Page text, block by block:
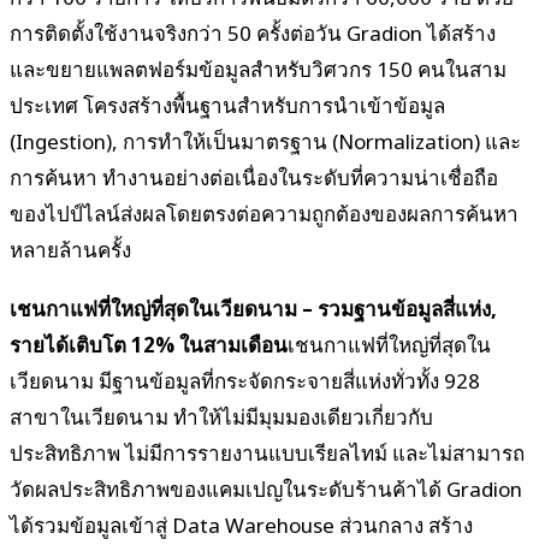
การติดตั้งใช้งานจริงกว่า 50 ครั้งต่อวัน Gradion ได้สร้าง
และขยายแพลตฟอร์มข้อมูลสำหรับวิศวกร 150 คนในสาม
ประเทศ โครงสร้างพื้นฐานสำหรับการนำเข้าข้อมูล
(Ingestion), การทำให้เป็นมาตรฐาน (Normalization) และ
การค้นหา ทำงานอย่างต่อเนื่องในระดับที่ความน่าเชื่อถือ
ของไปป์ไลน์ส่งผลโดยตรงต่อความถูกต้องของผลการค้นหา
หลายล้านครั้ง
เชนกาแฟที่ใหญ่ที่สุดในเวียดนาม – รวมฐานข้อมูลสี่แห่ง,
รายได้เติบโต 12% ในสามเดือนเชนกาแฟที่ใหญ่ที่สุดใน
เวียดนาม มีฐานข้อมูลที่กระจัดกระจายสี่แห่งทั่วทั้ง 928
สาขาในเวียดนาม ทำให้ไม่มีมุมมองเดียวเกี่ยวกับ
ประสิทธิภาพ ไม่มีการรายงานแบบเรียลไทม์ และไม่สามารถ
วัดผลประสิทธิภาพของแคมเปญในระดับร้านค้าได้ Gradion
ได้รวมข้อมูลเข้าสู่ Data Warehouse ส่วนกลาง สร้าง